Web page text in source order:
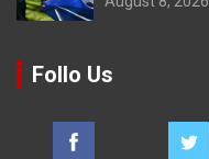
Follo Us